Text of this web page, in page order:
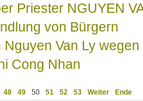
Priester NGUYEN
von Bürgern
Van Ly
Cong Nhan
48 49 50 51 52 53 Weiter Ende